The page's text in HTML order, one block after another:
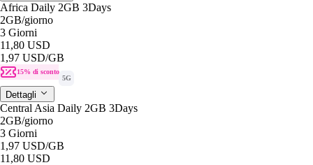
Africa Daily 2GB 3Days
2GB/giorno
3 Giorni
11,80 USD
1,97 USD/GB
15% di sconto
5G
Dettagli
Central Asia Daily 2GB 3Days
2GB/giorno
3 Giorni
1,97 USD/GB
11,80 USD